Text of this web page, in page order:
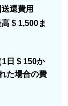
還費用
$ 1,500ま
1日 $ 150か
た場合の費